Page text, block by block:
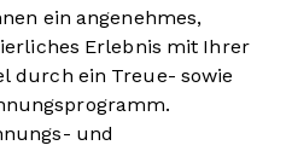
ein angenehmes,
Erlebnis mit Ihrer
durch ein Treue- sowie
und